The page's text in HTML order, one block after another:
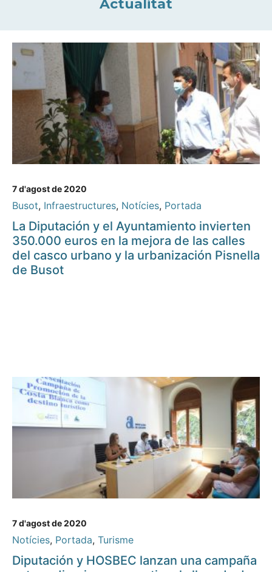
Actualitat
7 d'agost de 2020
Busot, Infraestructures, Notícies, Portada
La Diputación y el Ayuntamiento invierten
350.000 euros en la mejora de las calles
del casco urbano y la urbanización Pisnella
de Busot
7 d'agost de 2020
Notícies, Portada, Turisme
Diputación y HOSBEC lanzan una campaña